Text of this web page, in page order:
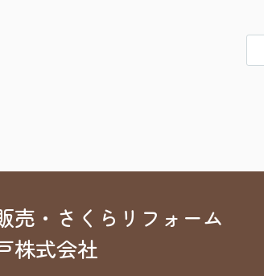
売・さくらリフォーム
株式会社